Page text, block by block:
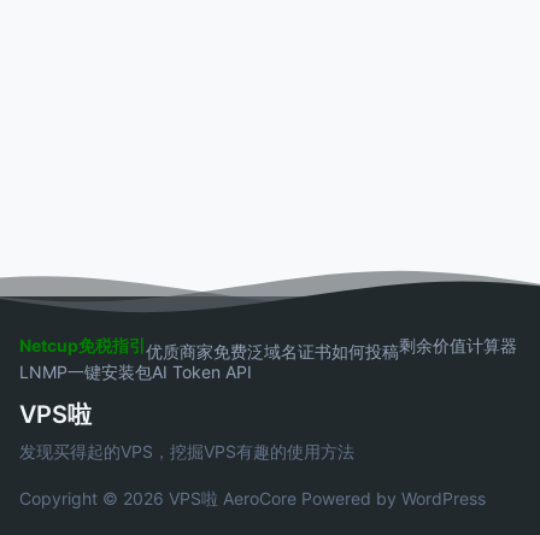
Netcup免税指引优质商家免费泛域名证书如何投稿剩余价值计算器
LNMP一键安装包AI Token API
VPS啦
发现买得起的VPS，挖掘VPS有趣的使用方法
Copyright © 2026 VPS啦 AeroCore Powered by WordPress